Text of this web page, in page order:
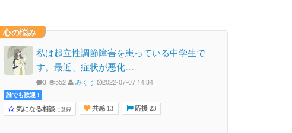
心の悩み
私は起立性調節障害を患っている中学生で
す。最近、症状が悪化…
3 552 みくう 2022-07-07 14:34
誰でも歓迎 !
気になる相談に登録 共感 13 応援 23